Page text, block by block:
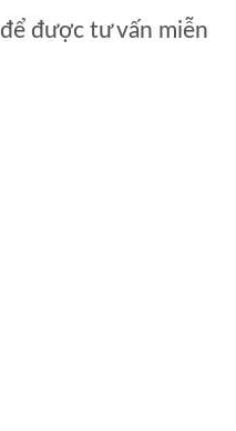
để được tư vấn miễn